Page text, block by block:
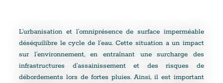
L’urbanisation et l’omniprésence de surface imperméable
déséquilibre le cycle de l’eau. Cette situation a un impact
sur l’environnement, en entraînant une surcharge des
infrastructures d’assainissement et des risques de
débordements lors de fortes pluies. Ainsi, il est important